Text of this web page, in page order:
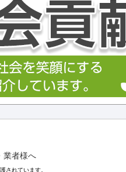
業者様へ
されています。